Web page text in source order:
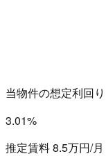
当物件の想定利回り
3.01%
推定賃料 8.5万円/月